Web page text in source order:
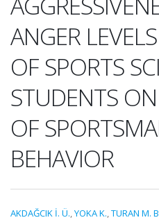
ANGER
OF SPORTS
STUDENTS
OF
BEHAVIOR
AKDAĞCIK İ. Ü.,YOKA K.,TURAN M.